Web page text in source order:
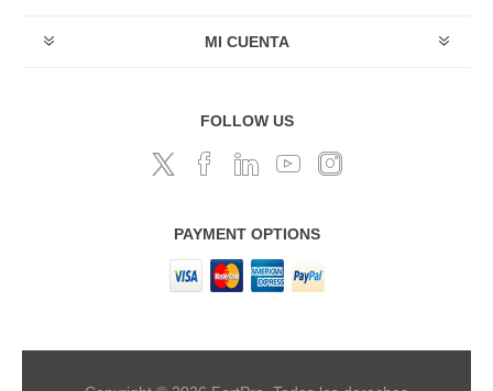
MI CUENTA
FOLLOW US
PAYMENT OPTIONS